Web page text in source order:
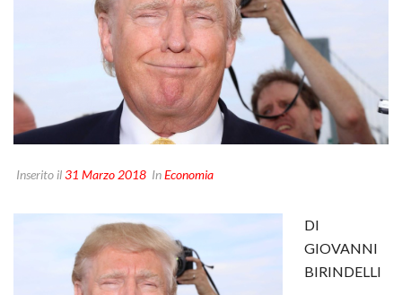
Inserito il31 Marzo 2018 InEconomia
DI
GIOVANNI
BIRINDELLI